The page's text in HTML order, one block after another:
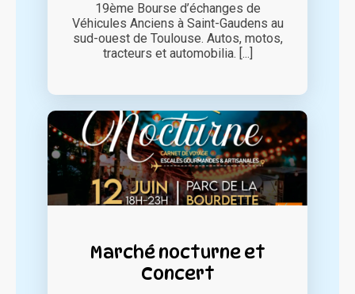
19ème Bourse d’échanges de
Véhicules Anciens à Saint-Gaudens au
sud-ouest de Toulouse. Autos, motos,
tracteurs et automobilia. [...]
Marché nocturne et
Concert